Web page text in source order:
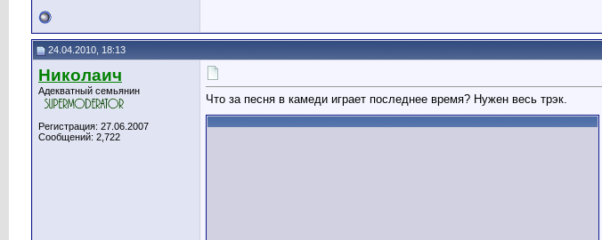
24.04.2010, 18:13
Николаич
Адекватный семьянин
Регистрация: 27.06.2007
Сообщений: 2,722
Что за песня в камеди играет последнее время? Нужен весь трэк.